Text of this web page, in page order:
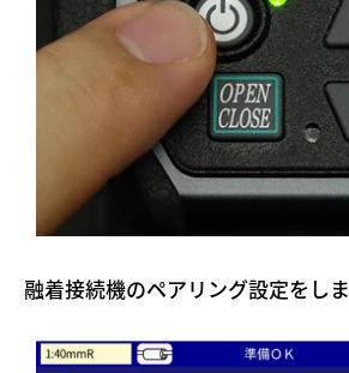
融着接続機のペアリング設定をしま